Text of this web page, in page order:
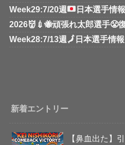
Week29:7/20週
日本選手情報
2026👹💉🐝頑張れ太郎選手😤
Week28:7/13週 🗾 日本選手情報
新着エントリー
【鼻血出た】